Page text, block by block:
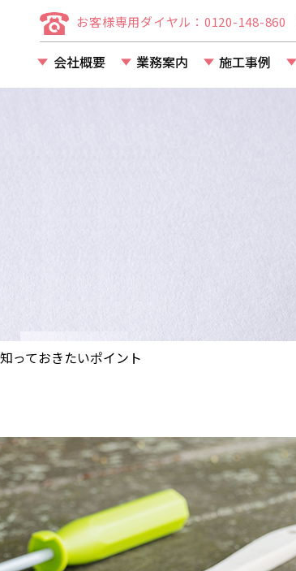
お客様専用ダイヤル：0120-148-860
会社概要 業務案内
マンション等の改装・改修工事
施工事例
っておきたいポイント